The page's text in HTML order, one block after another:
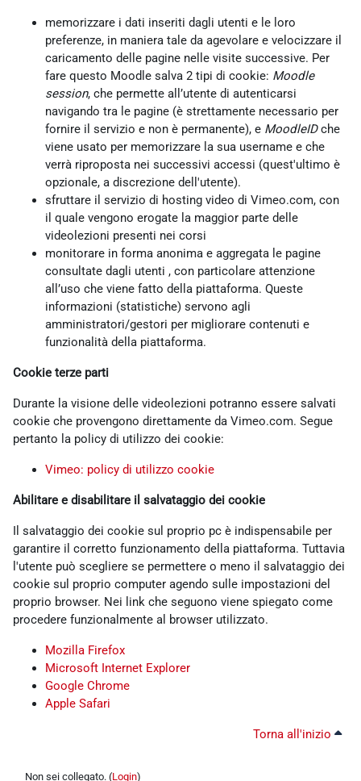
memorizzare i dati inseriti dagli utenti e le loro
preferenze, in maniera tale da agevolare e velocizzare il
caricamento delle pagine nelle visite successive. Per
fare questo Moodle salva 2 tipi di cookie: Moodle
session, che permette all’utente di autenticarsi
navigando tra le pagine (è strettamente necessario per
fornire il servizio e non è permanente), e MoodleIDche
viene usato per memorizzare la sua username e che
verrà riproposta nei successivi accessi (quest'ultimo è
opzionale, a discrezione dell'utente).
sfruttare il servizio di hosting video di Vimeo.com, con
il quale vengono erogate la maggior parte delle
videolezioni presenti nei corsi
monitorare in forma anonima e aggregata le pagine
consultate dagli utenti , con particolare attenzione
all’uso che viene fatto della piattaforma. Queste
informazioni (statistiche) servono agli
amministratori/gestori per migliorare contenuti e
funzionalità della piattaforma.
Cookie terze parti
Durante la visione delle videolezioni potranno essere salvati
cookie che provengono direttamente da Vimeo.com. Segue
pertanto la policy di utilizzo dei cookie:
Vimeo: policy di utilizzo cookie
Abilitare e disabilitare il salvataggio dei cookie
Il salvataggio dei cookie sul proprio pc è indispensabile per
garantire il corretto funzionamento della piattaforma. Tuttavia
l'utente può scegliere se permettere o meno il salvataggio dei
cookie sul proprio computer agendo sulle impostazioni del
proprio browser. Nei link che seguono viene spiegato come
procedere funzionalmente al browser utilizzato.
Mozilla Firefox
Microsoft Internet Explorer
Google Chrome
Apple Safari
Torna all'inizio
Non sei collegato. (Login)